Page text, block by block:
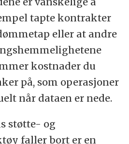
tapte kontrakter
eller at andre
kostnader du
på, som operasjoner
når dataen er nede.
støtte- og
faller bort er en